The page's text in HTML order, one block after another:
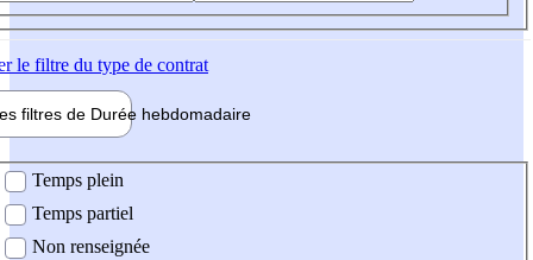
le filtre du type de contrat
filtres de Durée hebdomadaire
Temps plein
Temps partiel
Non renseignée